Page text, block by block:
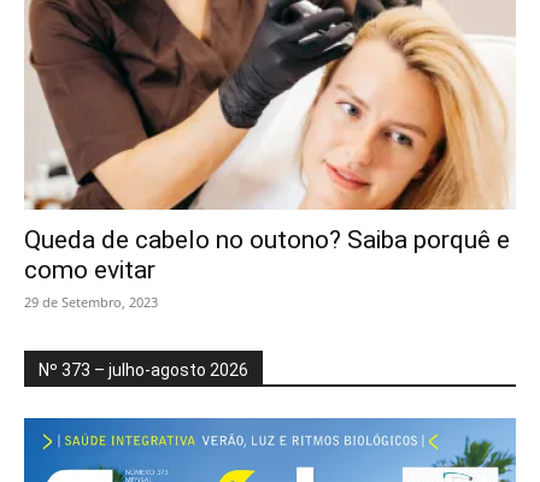
Queda de cabelo no outono? Saiba porquê e
como evitar
29 de Setembro, 2023
Nº 373 – julho-agosto 2026